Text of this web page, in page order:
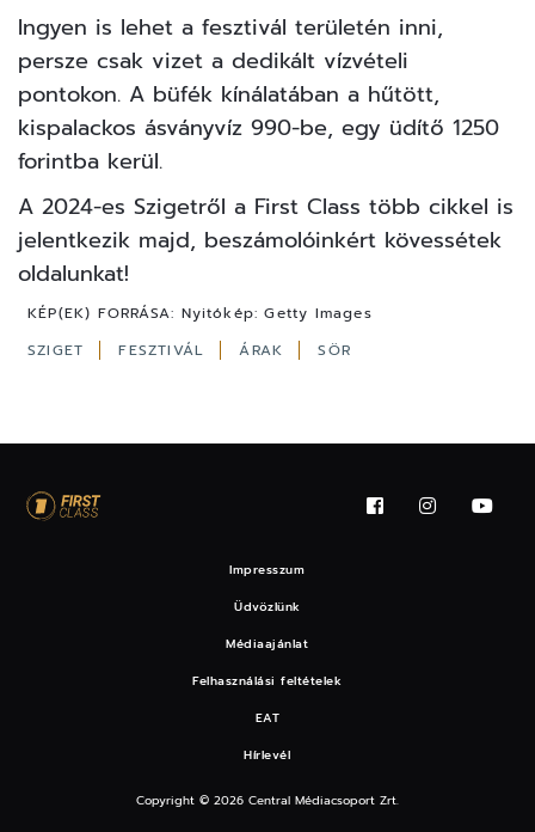
Ingyen is lehet a fesztivál területén inni,
persze csak vizet a dedikált vízvételi
pontokon. A büfék kínálatában a hűtött,
kispalackos ásványvíz 990-be, egy üdítő 1250
forintba kerül.
A 2024-es Szigetről a First Class több cikkel is
jelentkezik majd, beszámolóinkért kövessétek
oldalunkat!
KÉP(EK) FORRÁSA: Nyitókép: Getty Images
SZIGET
FESZTIVÁL ÁRAK SÖR
Impresszum
Üdvözlünk
Médiaajánlat
Felhasználási feltételek
EAT
Hírlevél
Copyright © 2026 Central Médiacsoport Zrt.